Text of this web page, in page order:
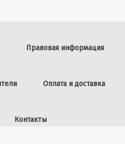
Правовая информация
Оплата и доставка
Контакты